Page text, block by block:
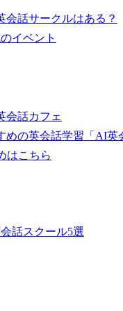
会話サークルはある？
イベント
会話カフェ
の英会話学習「AI英
はこちら
話スクール5選